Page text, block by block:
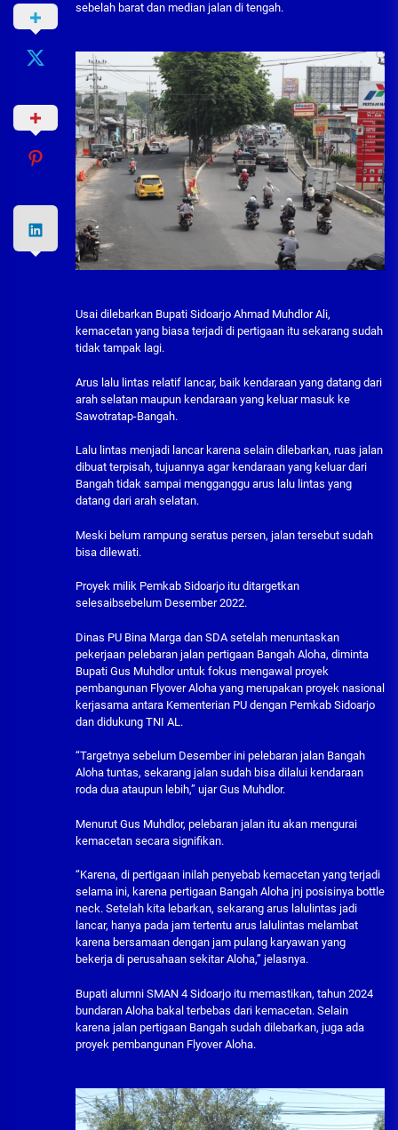
sebelah barat dan median jalan di tengah.
Usai dilebarkan Bupati Sidoarjo Ahmad Muhdlor Ali,
kemacetan yang biasa terjadi di pertigaan itu sekarang sudah
tidak tampak lagi.
Arus lalu lintas relatif lancar, baik kendaraan yang datang dari
arah selatan maupun kendaraan yang keluar masuk ke
Sawotratap-Bangah.
Lalu lintas menjadi lancar karena selain dilebarkan, ruas jalan
dibuat terpisah, tujuannya agar kendaraan yang keluar dari
Bangah tidak sampai mengganggu arus lalu lintas yang
datang dari arah selatan.
Meski belum rampung seratus persen, jalan tersebut sudah
bisa dilewati.
Proyek milik Pemkab Sidoarjo itu ditargetkan
selesaibsebelum Desember 2022.
Dinas PU Bina Marga dan SDA setelah menuntaskan
pekerjaan pelebaran jalan pertigaan Bangah Aloha, diminta
Bupati Gus Muhdlor untuk fokus mengawal proyek
pembangunan Flyover Aloha yang merupakan proyek nasional
kerjasama antara Kementerian PU dengan Pemkab Sidoarjo
dan didukung TNI AL.
“Targetnya sebelum Desember ini pelebaran jalan Bangah
Aloha tuntas, sekarang jalan sudah bisa dilalui kendaraan
roda dua ataupun lebih,” ujar Gus Muhdlor.
Menurut Gus Muhdlor, pelebaran jalan itu akan mengurai
kemacetan secara signifikan.
“Karena, di pertigaan inilah penyebab kemacetan yang terjadi
selama ini, karena pertigaan Bangah Aloha jnj posisinya bottle
neck. Setelah kita lebarkan, sekarang arus lalulintas jadi
lancar, hanya pada jam tertentu arus lalulintas melambat
karena bersamaan dengan jam pulang karyawan yang
bekerja di perusahaan sekitar Aloha,” jelasnya.
Bupati alumni SMAN 4 Sidoarjo itu memastikan, tahun 2024
bundaran Aloha bakal terbebas dari kemacetan. Selain
karena jalan pertigaan Bangah sudah dilebarkan, juga ada
proyek pembangunan Flyover Aloha.